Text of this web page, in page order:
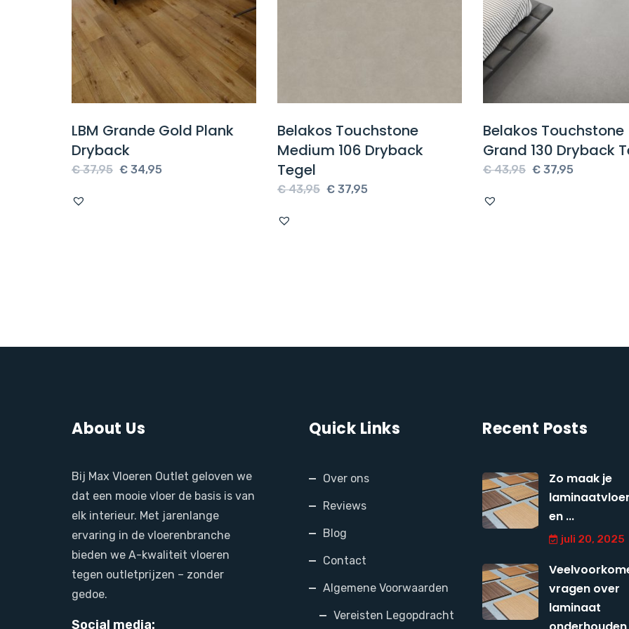
LBM Grande Gold Plank
Dryback
€37,95 Oorspronkelijke
€ 34,95
Belakos Touchstone
Medium 106 Dryback
Tegel
€43,95 Oorspronkelijke
€ 37,95
Belakos Touchstone
Grand 130 Dryback
€43,95 Oorspronkelijke
€ 37,95
About Us
Bij Max Vloeren Outlet geloven we
dat een mooie vloer de basis is van
elk interieur. Met jarenlange
ervaring in de vloerenbranche
bieden we A-kwaliteit vloeren
tegen outletprijzen – zonder
gedoe.
Social media:
Quick Links
Over ons
Reviews
Blog
Contact
Algemene Voorwaarden
Vereisten Legopdracht
Recent Posts
Zo maak je
en ...
juli 20, 2025
vragen over
laminaat